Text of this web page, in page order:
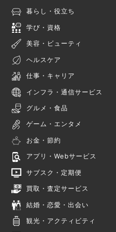
暮らし・役立ち
学び・資格
美容・ビューティ
ヘルスケア
仕事・キャリア
インフラ・通信サービス
グルメ・食品
ゲーム・エンタメ
お金・節約
アプリ・Webサービス
サブスク・定期便
買取・査定サービス
結婚・恋愛・出会い
観光・アクティビティ